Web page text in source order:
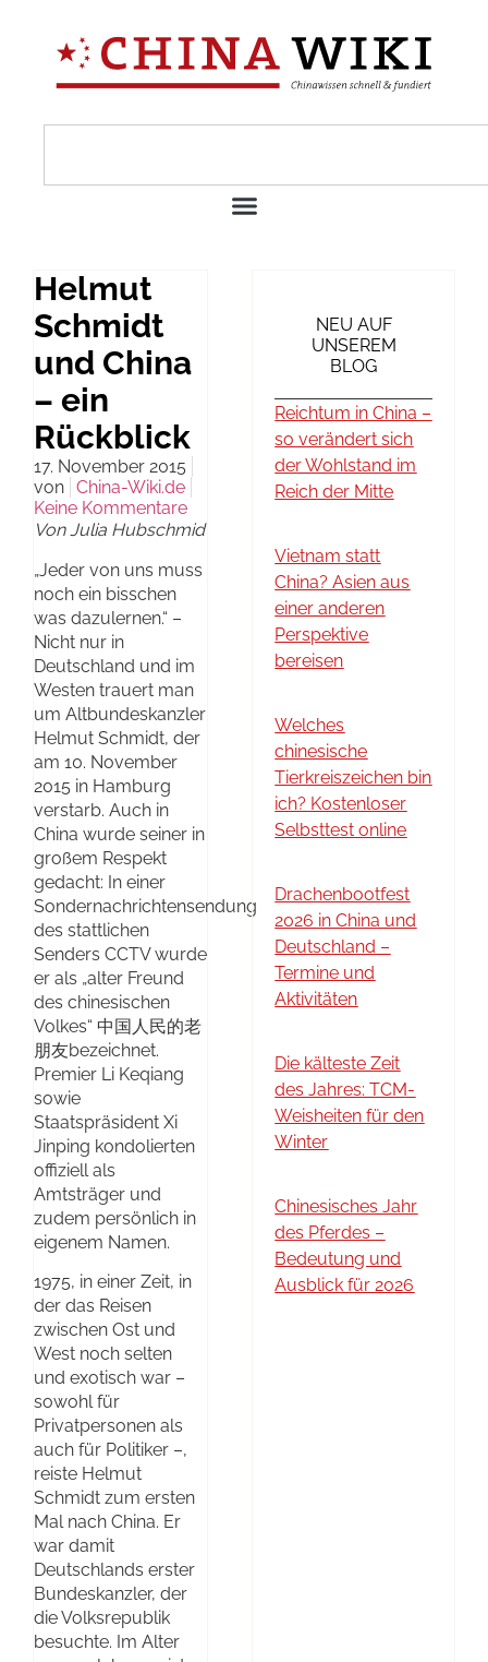
Helmut
Schmidt
und China
– ein
Rückblick
17. November 2015
von China-Wiki.de
Keine Kommentare
Von Julia Hubschmid
„Jeder von uns muss
noch ein bisschen
was dazulernen.“ –
Nicht nur in
Deutschland und im
Westen trauert man
um Altbundeskanzler
Helmut Schmidt, der
am 10. November
2015 in Hamburg
verstarb. Auch in
China wurde seiner in
großem Respekt
gedacht: In einer
Sondernachrichtensendung
des stattlichen
Senders CCTV wurde
er als „alter Freund
des chinesischen
Volkes“ 中国人民的老
朋友bezeichnet.
Premier Li Keqiang
sowie
Staatspräsident Xi
Jinping kondolierten
offiziell als
Amtsträger und
zudem persönlich in
eigenem Namen.
1975, in einer Zeit, in
der das Reisen
zwischen Ost und
West noch selten
und exotisch war –
sowohl für
Privatpersonen als
auch für Politiker –,
reiste Helmut
Schmidt zum ersten
Mal nach China. Er
war damit
Deutschlands erster
Bundeskanzler, der
die Volksrepublik
besuchte. Im Alter
NEU AUF
UNSEREM
BLOG
Reichtum in China –
so verändert sich
der Wohlstand im
Reich der Mitte
Vietnam statt
China? Asien aus
einer anderen
Perspektive
bereisen
Welches
chinesische
Tierkreiszeichen bin
ich? Kostenloser
Selbsttest online
Drachenbootfest
2026 in China und
Deutschland –
Termine und
Aktivitäten
Die kälteste Zeit
des Jahres: TCM-
Weisheiten für den
Winter
Chinesisches Jahr
des Pferdes –
Bedeutung und
Ausblick für 2026